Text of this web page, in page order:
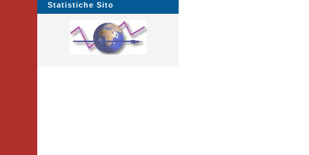
Statistiche Sito